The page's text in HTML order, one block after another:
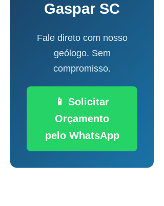
Gaspar SC
Fale direto com nosso
geólogo. Sem
compromisso.
📱 Solicitar
Orçamento
pelo WhatsApp